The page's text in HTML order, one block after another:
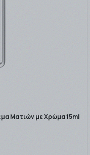
Ματιών με Χρώμα 15ml